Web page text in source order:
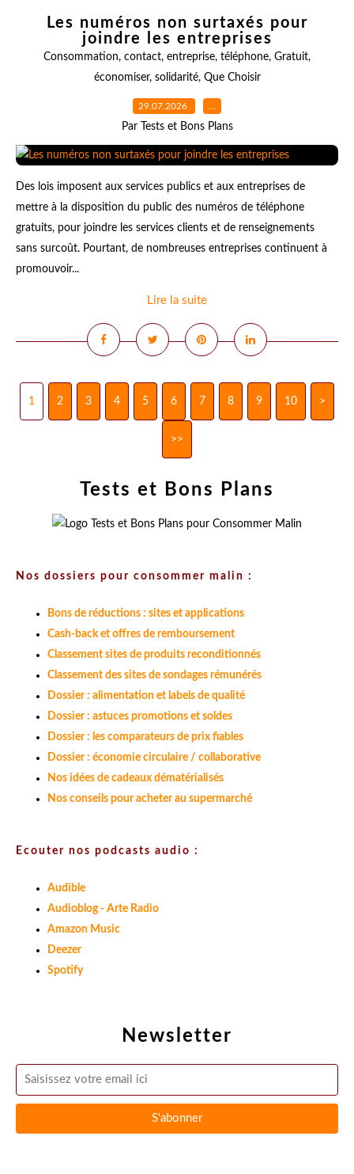
Les numéros non surtaxés pour
joindre les entreprises
Consommation, contact, entreprise, téléphone, Gratuit,
économiser, solidarité, Que Choisir
29.07.2026 …
Par Tests et Bons Plans
Des lois imposent aux services publics et aux entreprises de
mettre à la disposition du public des numéros de téléphone
gratuits, pour joindre les services clients et de renseignements
sans surcoût. Pourtant, de nombreuses entreprises continuent à
promouvoir...
Lire la suite
1 2 3 4 5 6 7 8 9 10 20
30
40
50
60
70
80
90
100
200
>
>>
Newsletter
Tests et Bons Plans
Nos dossiers pour consommer malin :
Bons de réductions : sites et applications
Cash-back et offres de remboursement
Classement sites de produits reconditionnés
Classement des sites de sondages rémunérés
Dossier : alimentation et labels de qualité
Dossier : astuces promotions et soldes
Dossier : les comparateurs de prix fiables
Dossier : économie circulaire / collaborative
Nos idées de cadeaux dématérialisés
Nos conseils pour acheter au supermarché
Ecouter nos podcasts audio :
Audible
Audioblog - Arte Radio
Amazon Music
Deezer
Spotify